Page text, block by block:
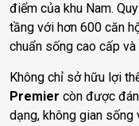
điểm của khu Nam.
tầng với hơn 600 căn
chuẩn sống cao cấp và
Không chỉ sở hữu lợi
Premier còn được
dạng, không gian sống